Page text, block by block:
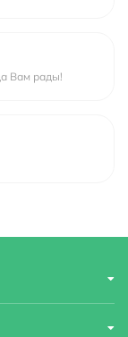
Вам рады!